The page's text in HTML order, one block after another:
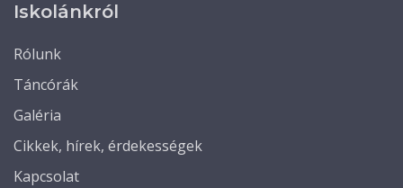
Iskolánkról
Rólunk
Táncórák
Galéria
Cikkek, hírek, érdekességek
Kapcsolat